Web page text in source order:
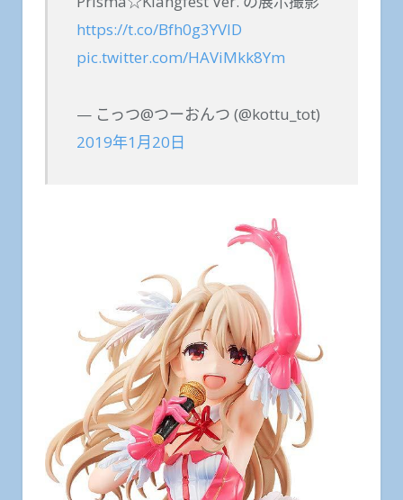
https://t.co/Bfh0g3YVlD
pic.twitter.com/HAViMkk8Ym
— こっつ@つーおんつ (@kottu_tot)
2019年1月20日